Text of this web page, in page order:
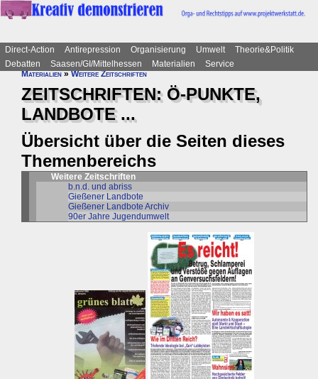
Direct-Action Antirepression Organisierung Umwelt
Theorie&Politik
Debatten
Saasen/GI/Mittelhessen Materialien
Service
Materialien»Weitere Zeitschriften
ZEITSCHRIFTEN: Ö-PUNKTE,
LANDBOTE ...
Übersicht über die Seiten dieses
Themenbereichs
Weitere Zeitschriften
b.n.d. und abriss
Gießener Landbote
Gießener Landbote Archiv
90er Jahre Jugendumwelt